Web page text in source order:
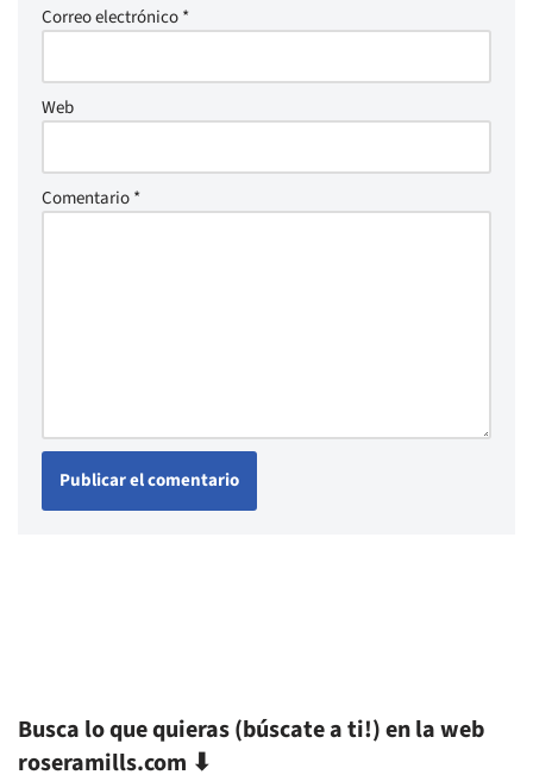
Correo electrónico*
Web
Comentario*
Busca lo que quieras (búscate a ti!) en la web
roseramills.com ⬇